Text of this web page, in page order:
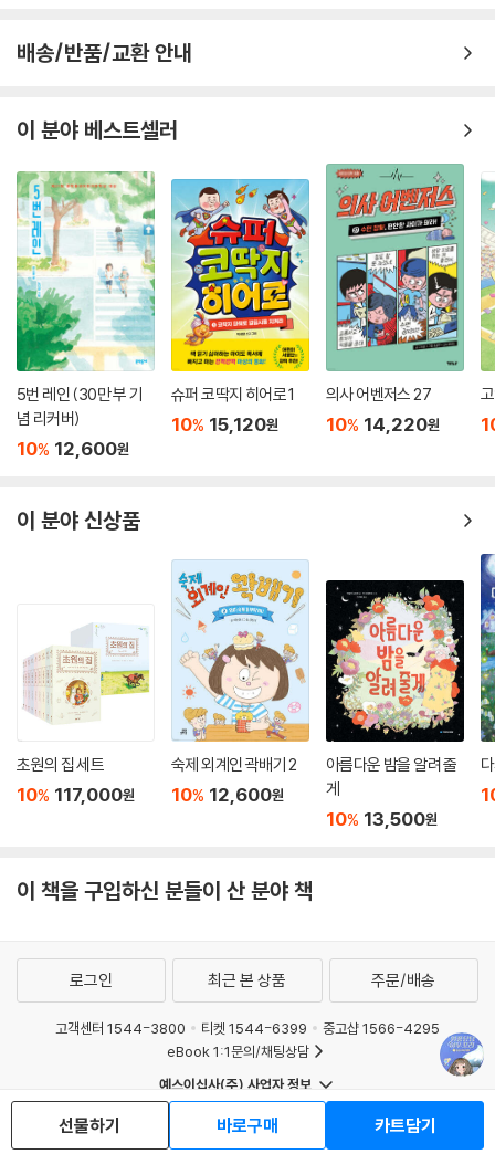
배송/반품/교환 안내
이 분야 베스트셀러
5번 레인 (30만 부 기
념 리커버)
10% 12,600원
슈퍼 코딱지 히어로 1
10% 15,120원
의사 어벤저스 27
10% 14,220원
이 분야 신상품
초원의 집 세트
10% 117,000원
숙제 외계인 곽배기 2
10% 12,600원
아름다운 밤을 알려 줄
게
10% 13,500원
이 책을 구입하신 분들이 산 분야 책
선물하기 바로구매 카트담기
로그인 최근 본 상품 주문/배송
고객센터 1544-3800 티켓 1544-6399
중고샵 1566-4295
eBook 1:1문의/채팅상담
예스이십사(주) 사업자 정보
이용약관
개인정보처리방침
청소년보호정책
회사소개
거래처관계자께